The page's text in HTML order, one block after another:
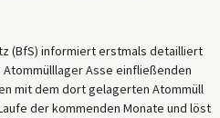
(BfS) informiert erstmals detailliert
Asse einfließenden
mit dem dort gelagerten Atommüll
der kommenden Monate und löst